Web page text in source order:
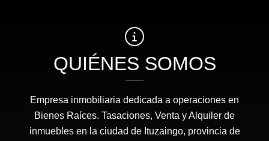
QUIÉNES SOMOS
Empresa inmobiliaria dedicada a operaciones en
Bienes Raíces. Tasaciones, Venta y Alquiler de
inmuebles en la ciudad de Ituzaingo, provincia de